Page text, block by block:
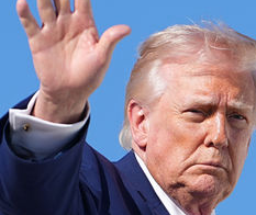
시 꺾인다"
최대 위협"
권' 수용할까
위해 불가피"
관 등 압수수
표 8월 중 예